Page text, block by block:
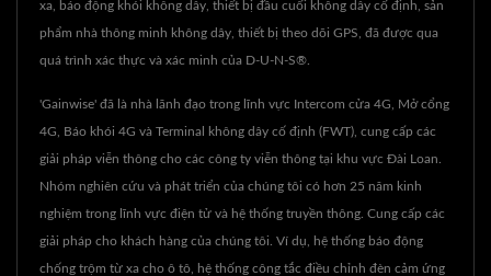
xa, báo động khói không dây, thiết bị đầu cuối không dây cố định, sản
phẩm nhà thông minh không dây, thiết bị theo dõi GPS, đã được qua
quá trình xác thực và xác minh của D-U-N-S®.
'Gainwise' đã là nhà lãnh đạo trong lĩnh vực Intercom cửa 4G, Mở cổng
4G, Báo khói 4G và Terminal không dây cố định (FWT), cung cấp các
giải pháp viễn thông cho các công ty viễn thông tại khu vực Đài Loan.
Nhóm nghiên cứu và phát triển của chúng tôi có hơn 25 năm kinh
nghiệm trong lĩnh vực điện tử và hệ thống truyền thông. Cung cấp các
giải pháp cho khách hàng của chúng tôi. Ví dụ, hệ thống báo động
chống trộm từ xa cho ô tô, hệ thống công tắc điều chỉnh đèn cảm ứng